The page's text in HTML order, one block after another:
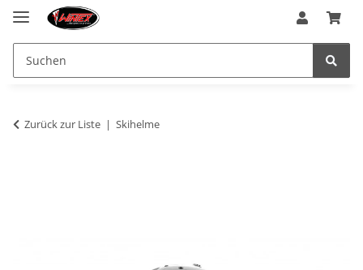
Zurück zur Liste Skihelme